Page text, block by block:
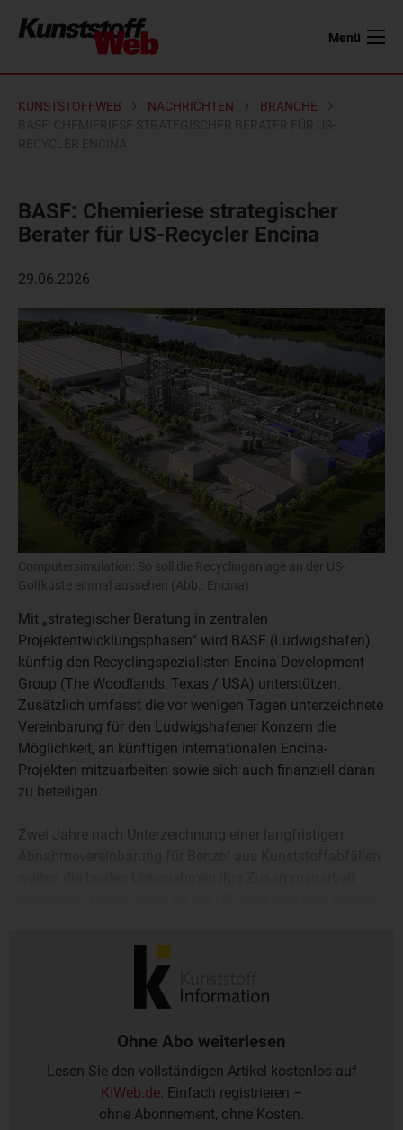
Menü
KUNSTSTOFFWEB NACHRICHTEN
BRANCHE
BASF: Chemieriese strategischer
Berater für US-Recycler Encina
29.06.2026
Computersimulation: So soll die Recyclinganlage an der US-
Golfküste einmal aussehen (Abb.: Encina)
Mit „strategischer Beratung in zentralen
Projektentwicklungsphasen“ wird BASF (Ludwigshafen)
künftig den Recyclingspezialisten Encina Development
Group (The Woodlands, Texas / USA) unterstützen.
Zusätzlich umfasst die vor wenigen Tagen unterzeichnete
Vereinbarung für den Ludwigshafener Konzern die
Möglichkeit, an künftigen internationalen Encina-
Projekten mitzuarbeiten sowie sich auch finanziell daran
zu beteiligen.
Zwei Jahre nach Unterzeichnung einer langfristigen
Ohne Abo weiterlesen
Lesen Sie den vollständigen Artikel kostenlos auf
KIWeb.de. Einfach registrieren –
ohne Abonnement, ohne Kosten.